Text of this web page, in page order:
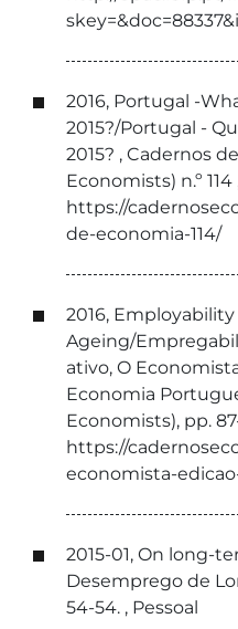
2016, Portugal -
2015?/Portugal -
2015? , Cadernos
Economists) n.º 114
https://
de-economia-114/
2016,
Ageing/
ativo, O
Economia
Economists), pp.
https://
economista-
2015-01, On long-
Desemprego de
54-54. , Pessoal